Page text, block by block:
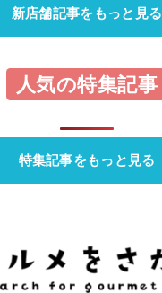
新店舗記事をもっと見る
人気の特集記事
特集記事をもっと見る